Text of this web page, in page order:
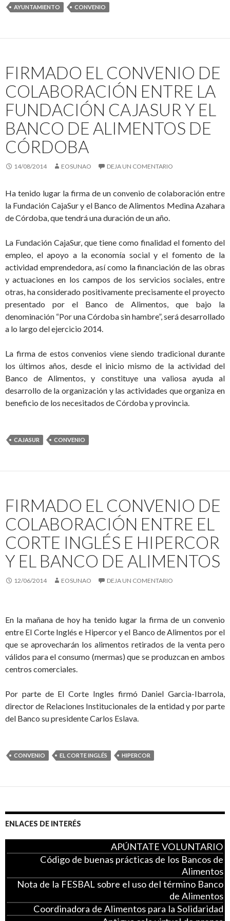
AYUNTAMIENTO CONVENIO
FIRMADO EL CONVENIO DE
COLABORACIÓN ENTRE LA
FUNDACIÓN CAJASUR Y EL
BANCO DE ALIMENTOS DE
CÓRDOBA
14/08/2014 EOSUNAO DEJA UN COMENTARIO
Ha tenido lugar la firma de un convenio de colaboración entre
la Fundación CajaSur y el Banco de Alimentos Medina Azahara
de Córdoba, que tendrá una duración de un año.
La Fundación CajaSur, que tiene como finalidad el fomento del
empleo, el apoyo a la economía social y el fomento de la
actividad emprendedora, así como la financiación de las obras
y actuaciones en los campos de los servicios sociales, entre
otras, ha considerado positivamente precisamente el proyecto
presentado por el Banco de Alimentos, que bajo la
denominación “Por una Córdoba sin hambre”, será desarrollado
a lo largo del ejercicio 2014.
La firma de estos convenios viene siendo tradicional durante
los últimos años, desde el inicio mismo de la actividad del
Banco de Alimentos, y constituye una valiosa ayuda al
desarrollo de la organización y las actividades que organiza en
beneficio de los necesitados de Córdoba y provincia.
CAJASUR CONVENIO
FIRMADO EL CONVENIO DE
COLABORACIÓN ENTRE EL
CORTE INGLÉS E HIPERCOR
Y EL BANCO DE ALIMENTOS
12/06/2014 EOSUNAO DEJA UN COMENTARIO
En la mañana de hoy ha tenido lugar la firma de un convenio
entre El Corte Inglés e Hipercor y el Banco de Alimentos por el
que se aprovecharán los alimentos retirados de la venta pero
válidos para el consumo (mermas) que se produzcan en ambos
centros comerciales.
Por parte de El Corte Ingles firmó Daniel Garcia-Ibarrola,
director de Relaciones Institucionales de la entidad y por parte
del Banco su presidente Carlos Eslava.
CONVENIO EL CORTE INGLÉS HIPERCOR
ENLACES DE INTERÉS
APÚNTATE VOLUNTARIO
Código de buenas prácticas de los Bancos de
Alimentos
Nota de la FESBAL sobre el uso del término Banco
de Alimentos
Coordinadora de Alimentos para la Solidaridad